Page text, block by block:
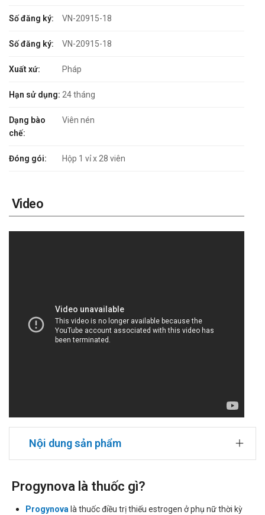
Số đăng ký: VN-20915-18
Số đăng ký: VN-20915-18
Xuất xứ: Pháp
Hạn sử dụng: 24 tháng
Dạng bào
chế:
Viên nén
Đóng gói: Hộp 1 vỉ x 28 viên
Video
Nội dung sản phẩm
Progynova là thuốc gì?
Progynova là thuốc điều trị thiếu estrogen ở phụ nữ thời kỳ